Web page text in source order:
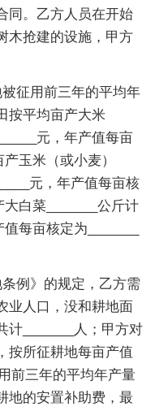
同。乙方人员在开始
木抢建的设施，甲方
征用前三年的平均年
按平均亩产大米
元，年产值每亩
玉米（或小麦）
元，年产值每亩核
白菜_______公斤计
每亩核定为_______
例》的规定，乙方需
业人口，没和耕地面
计_______人；甲方对
按所征耕地每亩产值
前三年的平均年产量
地的安置补助费，最